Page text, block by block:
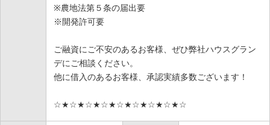
※農地法第５条の届出要
※開発許可要
ご融資にご不安のあるお客様、ぜひ弊社ハウスグラン
デにご相談ください。
他に借入のあるお客様、承認実績多数ございます！
☆★☆★☆★☆★☆★☆★☆★☆★☆